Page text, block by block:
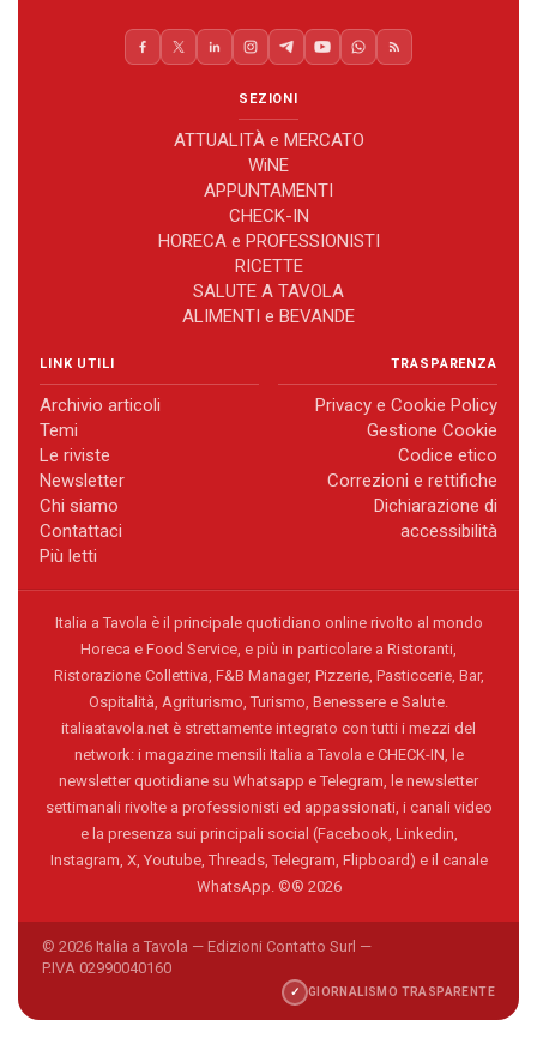
SEZIONI
ATTUALITÀ e MERCATO
WiNE
APPUNTAMENTI
CHECK-IN
HORECA e PROFESSIONISTI
RICETTE
SALUTE A TAVOLA
ALIMENTI e BEVANDE
LINK UTILI
Archivio articoli
Temi
Le riviste
Newsletter
Chi siamo
Contattaci
Più letti
TRASPARENZA
Privacy e Cookie Policy
Gestione Cookie
Codice etico
Correzioni e rettifiche
Dichiarazione di
accessibilità
Italia a Tavola è il principale quotidiano online rivolto al mondo
Horeca e Food Service, e più in particolare a Ristoranti,
Ristorazione Collettiva, F&B Manager, Pizzerie, Pasticcerie, Bar,
Ospitalità, Agriturismo, Turismo, Benessere e Salute.
italiaatavola.net è strettamente integrato con tutti i mezzi del
network: i magazine mensili Italia a Tavola e CHECK-IN, le
newsletter quotidiane su Whatsapp e Telegram, le newsletter
settimanali rivolte a professionisti ed appassionati, i canali video
e la presenza sui principali social (Facebook, Linkedin,
Instagram, X, Youtube, Threads, Telegram, Flipboard) e il canale
WhatsApp. ©® 2026
© 2026 Italia a Tavola — Edizioni Contatto Surl —
P.IVA 02990040160
✓ GIORNALISMO TRASPARENTE